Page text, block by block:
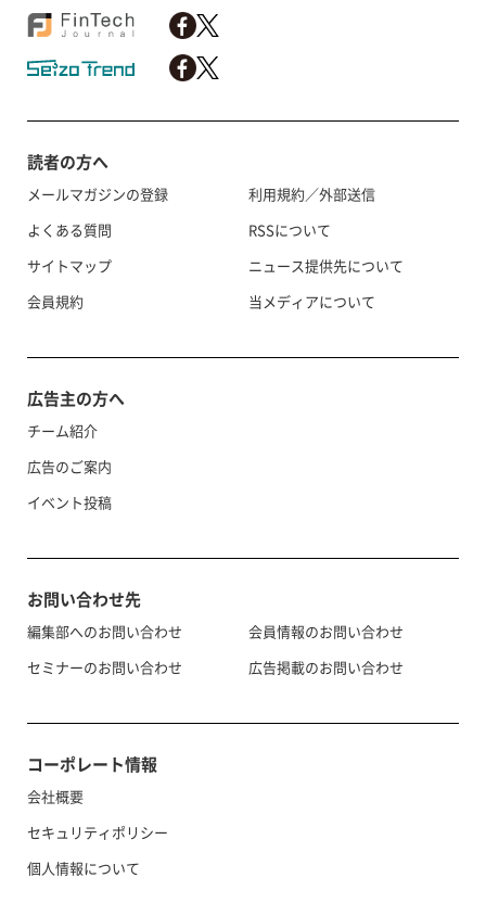
読者の方へ
メールマガジンの登録
よくある質問
サイトマップ
会員規約
利用規約／外部送信
RSSについて
ニュース提供先について
当メディアについて
広告主の方へ
チーム紹介
広告のご案内
イベント投稿
お問い合わせ先
編集部へのお問い合わせ
セミナーのお問い合わせ
会員情報のお問い合わせ
広告掲載のお問い合わせ
コーポレート情報
会社概要
セキュリティポリシー
個人情報について